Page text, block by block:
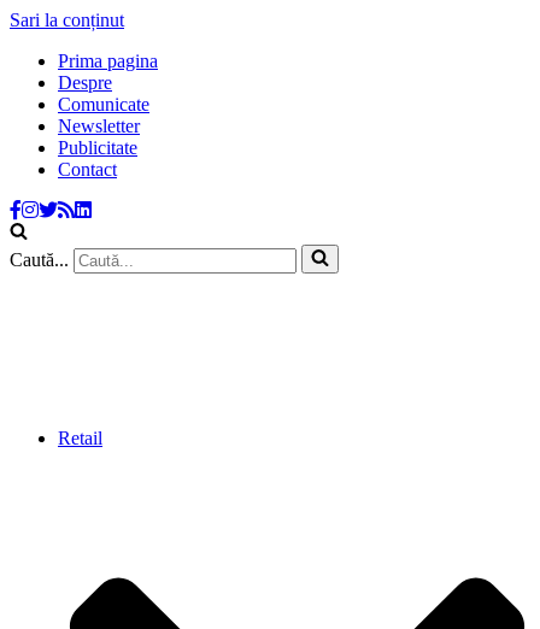
Sari la conținut
Prima pagina
Despre
Comunicate
Newsletter
Publicitate
Contact
Caută...
Retail